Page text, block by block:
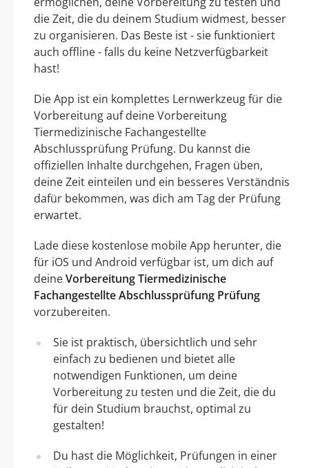
die Zeit, die du deinem Studium widmest, besser
zu organisieren. Das Beste ist - sie funktioniert
auch offline - falls du keine Netzverfügbarkeit
hast!
Die App ist ein komplettes Lernwerkzeug für die
Vorbereitung auf deine Vorbereitung
Tiermedizinische Fachangestellte
Abschlussprüfung Prüfung. Du kannst die
offiziellen Inhalte durchgehen, Fragen üben,
deine Zeit einteilen und ein besseres Verständnis
dafür bekommen, was dich am Tag der Prüfung
erwartet.
Lade diese kostenlose mobile App herunter, die
für iOS und Android verfügbar ist, um dich auf
deineVorbereitung Tiermedizinische
Fachangestellte Abschlussprüfung Prüfung
vorzubereiten.
Sie ist praktisch, übersichtlich und sehr
einfach zu bedienen und bietet alle
notwendigen Funktionen, um deine
Vorbereitung zu testen und die Zeit, die du
für dein Studium brauchst, optimal zu
gestalten!
Du hast die Möglichkeit, Prüfungen in einer